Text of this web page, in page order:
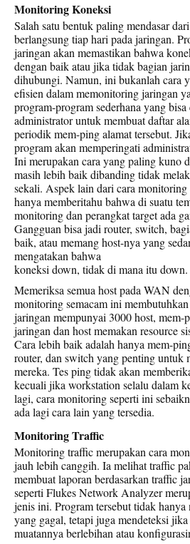
Monitoring Koneksi
Salah satu bentuk paling mendasar
berlangsung tiap hari pada jaringan.
jaringan akan memastikan bahwa
dengan baik atau jika tidak bagian
dihubungi. Namun, ini bukanlah cara
efisien dalam memonitoring jaringan
program-program sederhana yang
administrator untuk membuat daftar
periodik mem-ping alamat tersebut.
program akan memperingati
Ini merupakan cara yang paling kuno
masih lebih baik dibanding tidak
sekali. Aspek lain dari cara monitoring
hanya memberitahu bahwa di suatu
monitoring dan perangkat target ada
Gangguan bisa jadi router, switch,
baik, atau memang host-nya yang
mengatakan bahwa
koneksi down, tidak di mana itu down.
Memeriksa semua host pada WAN
monitoring semacam ini
jaringan mempunyai 3000 host, mem-
jaringan dan host memakan resource
Cara lebih baik adalah hanya mem-
router, dan switch yang penting untuk
mereka. Tes ping tidak akan
kecuali jika workstation selalu dalam
lagi, cara monitoring seperti ini
ada lagi cara lain yang tersedia.
Monitoring Traffic
Monitoring traffic merupakan cara
jauh lebih canggih. Ia melihat traffic
membuat laporan berdasarkan traffic
seperti Flukes Network Analyzer
jenis ini. Program tersebut tidak hanya
yang gagal, tetapi juga mendeteksi
muatannya berlebihan atau